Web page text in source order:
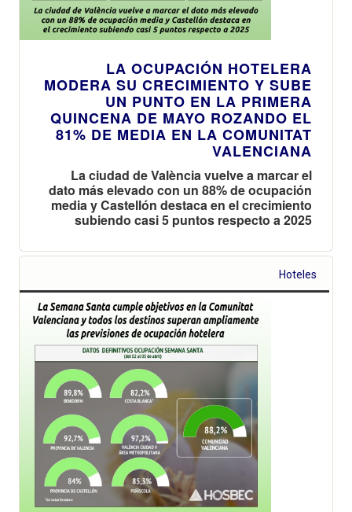
LA OCUPACIÓN HOTELERA
MODERA SU CRECIMIENTO Y SUBE
UN PUNTO EN LA PRIMERA
QUINCENA DE MAYO ROZANDO EL
81% DE MEDIA EN LA COMUNITAT
VALENCIANA
La ciudad de València vuelve a marcar el
dato más elevado con un 88% de ocupación
media y Castellón destaca en el crecimiento
subiendo casi 5 puntos respecto a 2025
Hoteles